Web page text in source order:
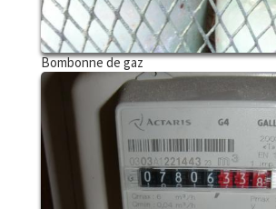
Bombonne de gaz